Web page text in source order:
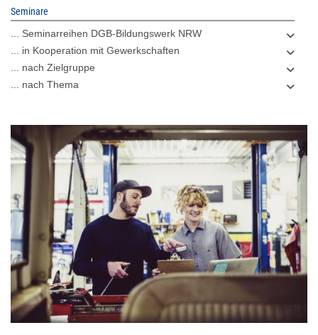
Seminare
... Seminarreihen DGB-Bildungswerk NRW
... in Kooperation mit Gewerkschaften
... nach Zielgruppe
... nach Thema